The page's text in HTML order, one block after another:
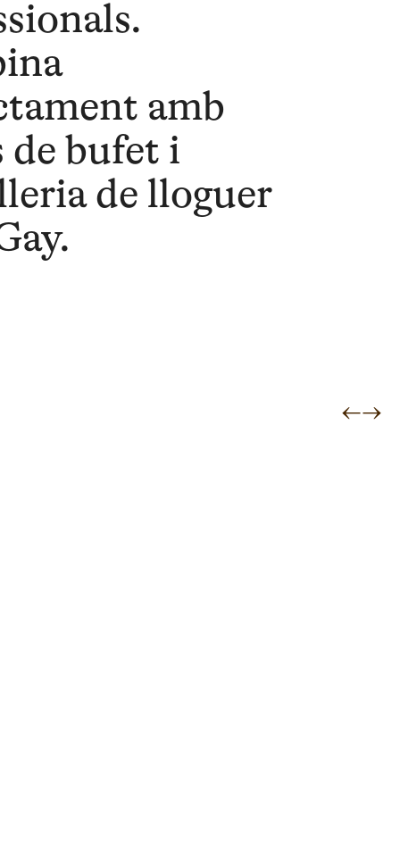
amb
de bufet i
de lloguer
←→